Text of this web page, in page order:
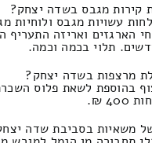
קירות מגבס בשדה יצחק?
עשויות מגבס ולוחיות
הארגזים ואריזה התעריף
מרצפות בשדה יצחק?
בהוספת לשאת פלוס
₪.
משאיות בסביבת שדה